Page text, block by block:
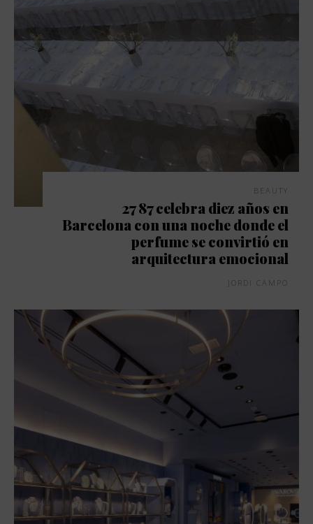
BEAUTY
27 87 celebra diez años en
Barcelona con una noche donde el
perfume se convirtió en
arquitectura emocional
JORDI CAMPO